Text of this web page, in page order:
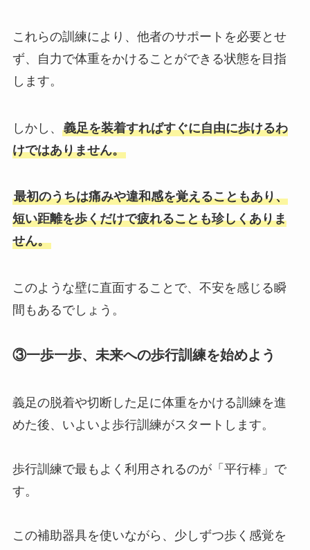
これらの訓練により、他者のサポートを必要とせ
ず、自力で体重をかけることができる状態を目指
します。
しかし、 義足を装着すればすぐに自由に歩けるわ
けではありません。
最初のうちは痛みや違和感を覚えることもあり、
短い距離を歩くだけで疲れることも珍しくありま
せん。
このような壁に直面することで、不安を感じる瞬
間もあるでしょう。
③一歩一歩、未来への歩行訓練を始めよう
義足の脱着や切断した足に体重をかける訓練を進
めた後、いよいよ歩行訓練がスタートします。
歩行訓練で最もよく利用されるのが「平行棒」で
す。
この補助器具を使いながら、少しずつ歩く感覚を